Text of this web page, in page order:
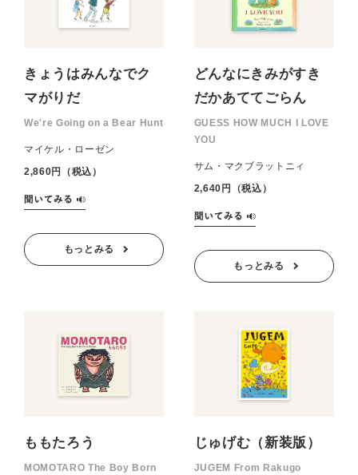
きょうはみんなでク
マがりだ
We're Going on a Bear Hunt
マイケル・ローゼン
2,860円（税込）
もっとみる
どんなにきみがすき
だかあててごらん
GUESS HOW MUCH I LOVE
YOU
サム・マクブラットニィ
2,640円（税込）
もっとみる
ももたろう
MOMOTARO The Boy Born
じゅげむ（新装版）
JUGEM From Rakugo